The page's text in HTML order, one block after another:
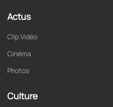
Actus
Clip Vidéo
Cinéma
Photos
Culture